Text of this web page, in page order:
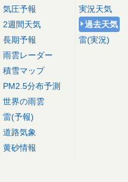
気圧予報
2週間天気
長期予報
雨雲レーダー
積雪マップ
PM2.5分布予測
世界の雨雲
雷(予報)
道路気象
黄砂情報
実況天気
過去天気
雷(実況)